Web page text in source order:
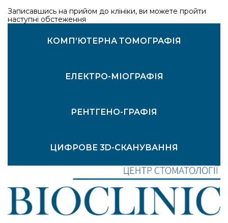
Записавшись на прийом до клініки, ви можете пройти
наступні обстеження
КОМП’ЮТЕРНА ТОМОГРАФІЯ
ЕЛЕКТРО-МІОГРАФІЯ
РЕНТГЕНО-ГРАФІЯ
ЦИФРОВЕ 3D-СКАНУВАННЯ